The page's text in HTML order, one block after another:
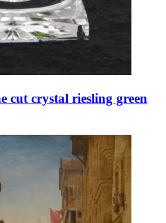
cut crystal riesling green